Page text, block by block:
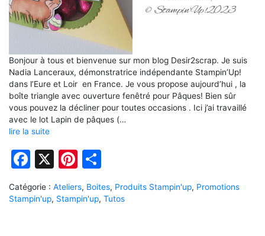
Bonjour à tous et bienvenue sur mon blog Desir2scrap. Je suis
Nadia Lanceraux, démonstratrice indépendante Stampin’Up!
dans l’Eure et Loir en France. Je vous propose aujourd’hui , la
boîte triangle avec ouverture fenêtré pour Pâques! Bien sûr
vous pouvez la décliner pour toutes occasions . Ici j’ai travaillé
avec le lot Lapin de pâques (…
lire la suite
Facebook
X Pinterest
Catégorie : Ateliers, Boites, Produits Stampin'up, Promotions
Stampin'up, Stampin'up, Tutos